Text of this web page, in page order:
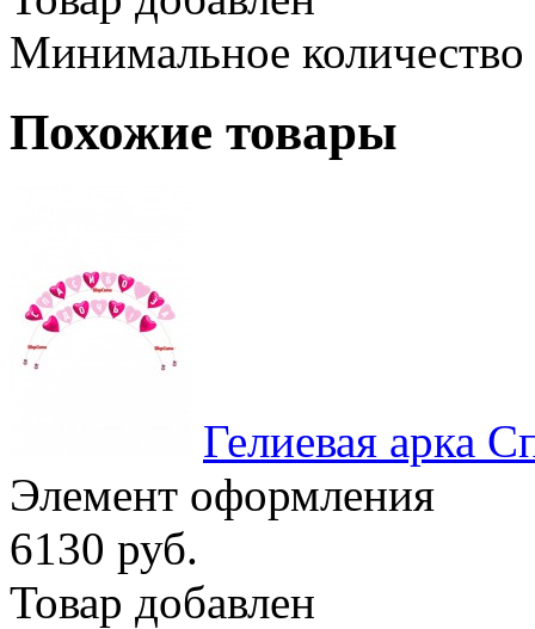
Минимальное
Похожие товары
Гелиевая арка
Элемент оформления
6130 руб.
Товар добавлен